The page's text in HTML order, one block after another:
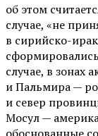
об этом
случае, «не
в сирийско-
случае, в зонах
и Пальмира —
и север
Мосул —